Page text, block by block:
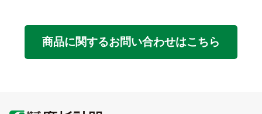
商品に関するお問い合わせはこちら